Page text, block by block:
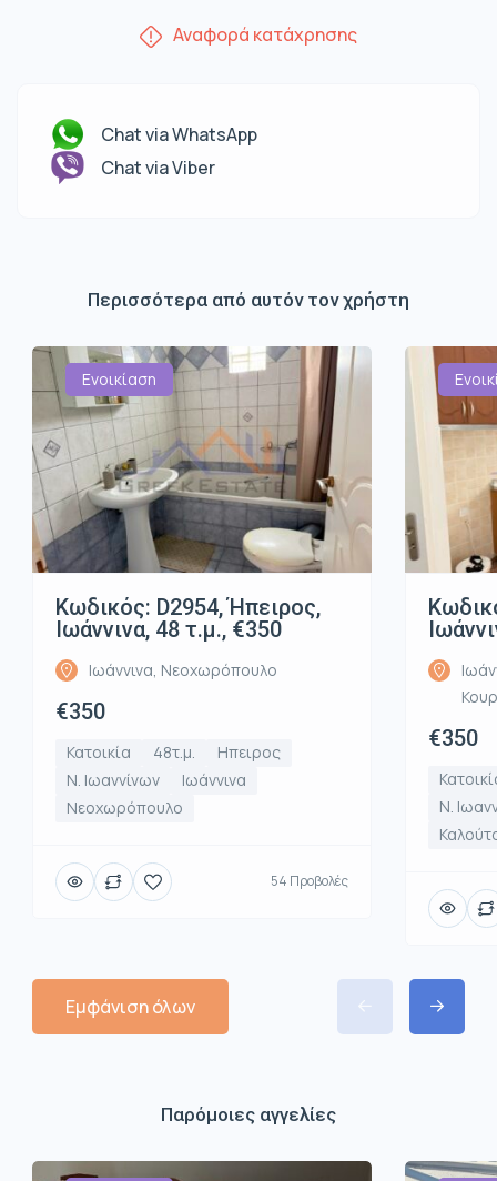
Αναφορά κατάχρησης
Chat via WhatsApp
Chat via Viber
Περισσότερα από αυτόν τον χρήστη
Ενοικίαση
Κωδικός: D2954, Ήπειρος,
Ιωάννινα, 48 τ.μ., €350
Ιωάννινα, Νεοχωρόπουλο
€350
Κατοικία 48τ.μ.
Ηπειρος
Ν. Ιωαννίνων
Ιωάννινα
Νεοχωρόπουλο
54 Προβολές
€350
Ν.
Εμφάνιση όλων
Παρόμοιες αγγελίες